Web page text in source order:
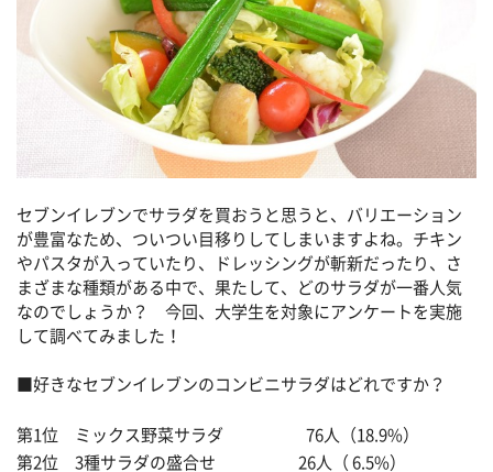
セブンイレブンでサラダを買おうと思うと、バリエーション
が豊富なため、ついつい目移りしてしまいますよね。チキン
やパスタが入っていたり、ドレッシングが斬新だったり、さ
まざまな種類がある中で、果たして、どのサラダが一番人気
なのでしょうか？ 今回、大学生を対象にアンケートを実施
して調べてみました！
■好きなセブンイレブンのコンビニサラダはどれですか？
第1位 ミックス野菜サラダ 76人（18.9%）
第2位 3種サラダの盛合せ 26人（ 6.5%）